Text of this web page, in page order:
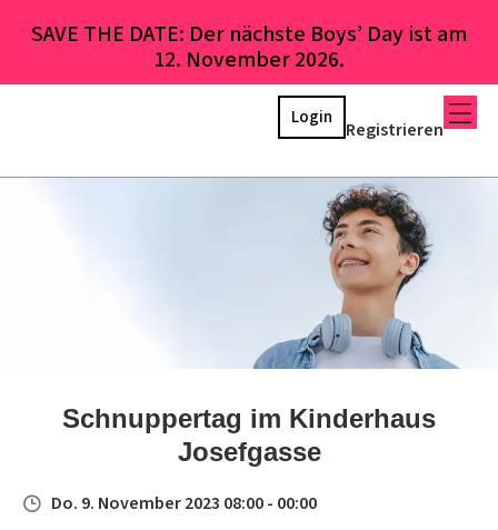
SAVE THE DATE: Der nächste Boys’ Day ist am
12. November 2026.
Registrieren
Login
Schnuppertag im Kinderhaus
Josefgasse
Do. 9. November 2023 08:00 - 00:00